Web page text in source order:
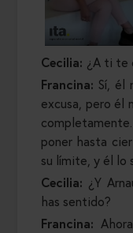
Cecilia: ¿A ti te
Francina: Sí, él
excusa, pero él
poner hasta
su límite, y él lo
Cecilia: ¿Y
has sentido?
Francina: